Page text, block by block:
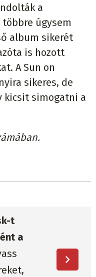
a
úgysem
album sikerét
is hozott
A Sun on
sikeres, de
kicsit simogatni a
t
a